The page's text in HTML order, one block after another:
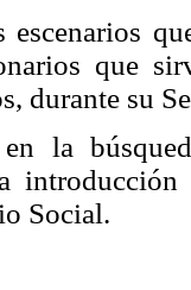
que
durante su
la
Social.